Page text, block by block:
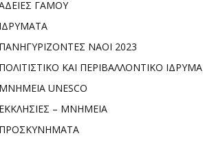
ΓΑΜΟΥ
ΝΑΟΙ 2023
ΚΑΙ ΠΕΡΙΒΑΛΛΟΝΤΙΚΟ ΙΔΡΥΜΑ
UNESCO
– ΜΝΗΜΕΙΑ